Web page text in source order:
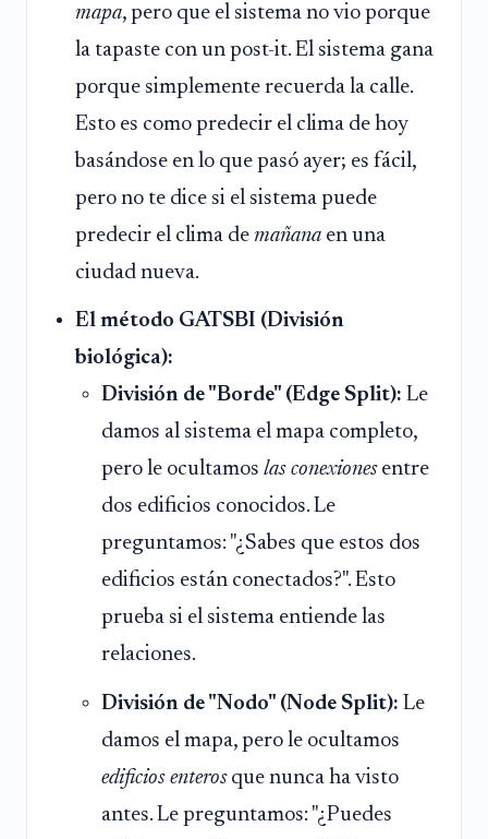
mapa, pero que el sistema no vio porque
la tapaste con un post-it. El sistema gana
porque simplemente recuerda la calle.
Esto es como predecir el clima de hoy
basándose en lo que pasó ayer; es fácil,
pero no te dice si el sistema puede
predecir el clima de mañana en una
ciudad nueva.
El método GATSBI (División
biológica):
División de "Borde" (Edge Split): Le
damos al sistema el mapa completo,
pero le ocultamos las conexionesentre
dos edificios conocidos. Le
preguntamos: "¿Sabes que estos dos
edificios están conectados?". Esto
prueba si el sistema entiende las
relaciones.
División de "Nodo" (Node Split): Le
damos el mapa, pero le ocultamos
edificios enterosque nunca ha visto
antes. Le preguntamos: "¿Puedes